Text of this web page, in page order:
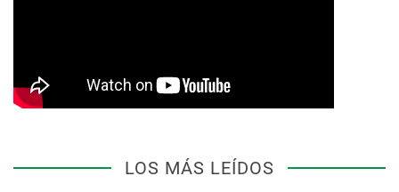
LOS MÁS LEÍDOS